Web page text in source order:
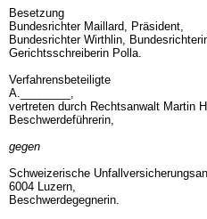
Besetzung
Bundesrichter Maillard, Präsident,
Bundesrichter Wirthlin,
Gerichtsschreiberin Polla.
Verfahrensbeteiligte
A.________,
vertreten durch Rechtsanwalt Martin
Beschwerdeführerin,
gegen
Schweizerische
6004 Luzern,
Beschwerdegegnerin.